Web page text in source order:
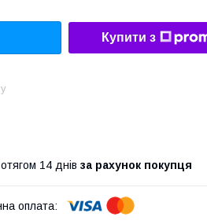
Купити з
14 днів за рахунок покупця